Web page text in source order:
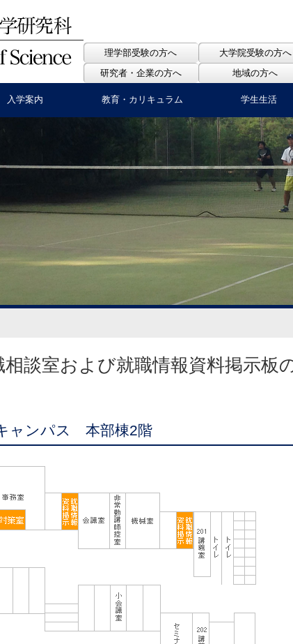
理学部受験の方へ
大学院受験の方へ
研究者・企業の方へ
地域の方へ
入学案内 教育・カリキュラム 学生生活
相談室および就職情報資料掲示板
ャンパス 本部棟2階